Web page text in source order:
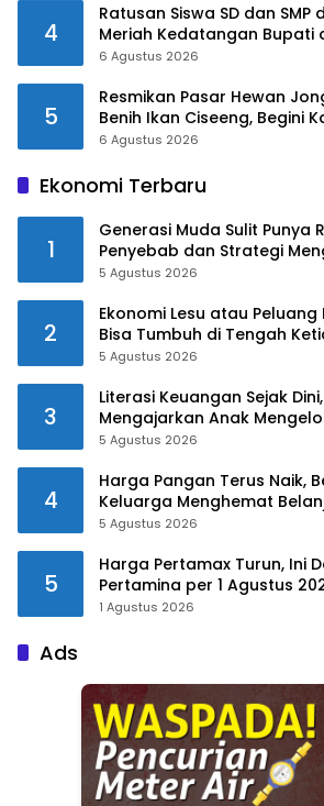
4
Ratusan Siswa SD dan
Meriah Kedatangan Bupati
6 Agustus 2026
5
Resmikan Pasar Hewan
Benih Ikan Ciseeng, Begini
6 Agustus 2026
Ekonomi Terbaru
1
Generasi Muda Sulit Punya
Penyebab dan Strategi
5 Agustus 2026
2
Ekonomi Lesu atau Peluang
Bisa Tumbuh di Tengah
5 Agustus 2026
3
Literasi Keuangan Sejak
Mengajarkan Anak
5 Agustus 2026
4
Harga Pangan Terus Naik,
Keluarga Menghemat
5 Agustus 2026
5
Harga Pertamax Turun, Ini
Pertamina per 1 Agustus
1 Agustus 2026
Ads